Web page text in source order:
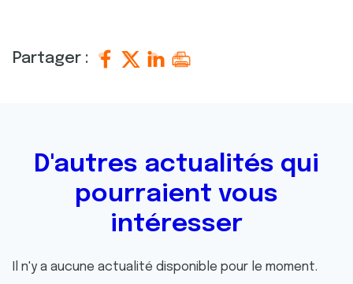
Partager :
D'autres actualités qui
pourraient vous
intéresser
Il n'y a aucune actualité disponible pour le moment.